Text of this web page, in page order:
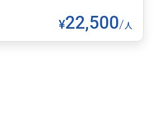
¥22,500/人